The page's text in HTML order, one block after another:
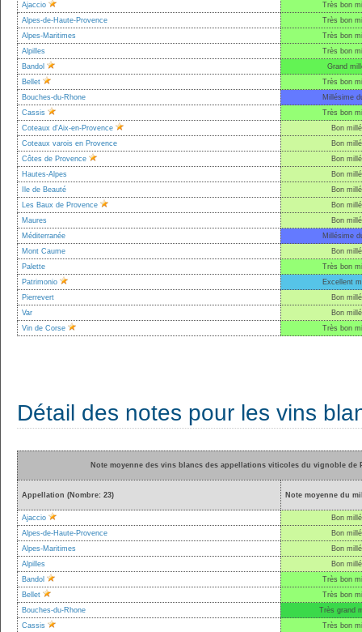
Ajaccio
Très bon
Alpes-de-Haute-Provence
Très bon
Alpes-Maritimes
Très bon
Alpilles
Très bon
Bandol
Grand
Bellet
Très bon
Bouches-du-Rhone
Millésime
Cassis
Très bon
Coteaux d'Aix-en-Provence
Bon
Coteaux varois en Provence
Bon
Côtes de Provence
Bon
Hautes-Alpes
Bon
Ile de Beauté
Bon
Les Baux de Provence
Bon
Maures
Bon
Méditerranée
Millésime
Mont Caume
Bon
Palette
Très bon
Patrimonio
Excellent
Pierrevert
Bon
Var
Bon
Vin de Corse
Très bon
Détail des notes pour les vins
Note moyenne des vins blancs des appellations viticoles du vignoble de
Appellation (Nombre: 23) Note moyenne du
Ajaccio
Bon
Alpes-de-Haute-Provence
Bon
Alpes-Maritimes
Bon
Alpilles
Bon
Bandol
Très bon
Bellet
Très bon
Bouches-du-Rhone
Très grand
Cassis
Très bon